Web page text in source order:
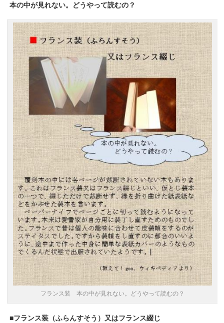
本の中が見れない。どうやって読むの？
フランス装 本の中が見れない。どうやって読むの？
■フランス装（ふらんすそう）又はフランス綴じ